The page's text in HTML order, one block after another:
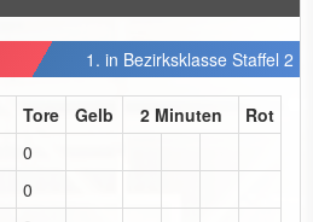
1. in Bezirksklasse Staffel 2
Tore Gelb 2 Minuten
Rot
0
0